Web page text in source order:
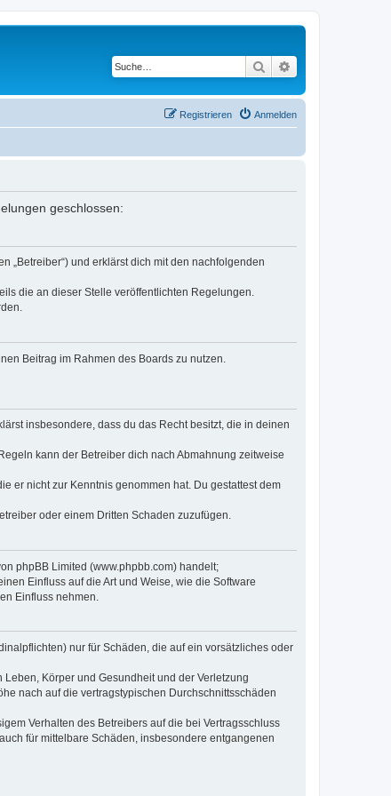
Suche
Anmelden
Registrieren
geschlossen:
„Betreiber“) und erklärst dich mit den nachfolgenden
die an dieser Stelle veröffentlichten Regelungen.
Beitrag im Rahmen des Boards zu nutzen.
insbesondere, dass du das Recht besitzt, die in deinen
kann der Betreiber dich nach Abmahnung zeitweise
er nicht zur Kenntnis genommen hat. Du gestattest dem
oder einem Dritten Schaden zuzufügen.
phpBB Limited (www.phpbb.com) handelt;
Einfluss auf die Art und Weise, wie die Software
Einfluss nehmen.
nur für Schäden, die auf ein vorsätzliches oder
Körper und Gesundheit und der Verletzung
nach auf die vertragstypischen Durchschnittsschäden
Verhalten des Betreibers auf die bei Vertragsschluss
für mittelbare Schäden, insbesondere entgangenen